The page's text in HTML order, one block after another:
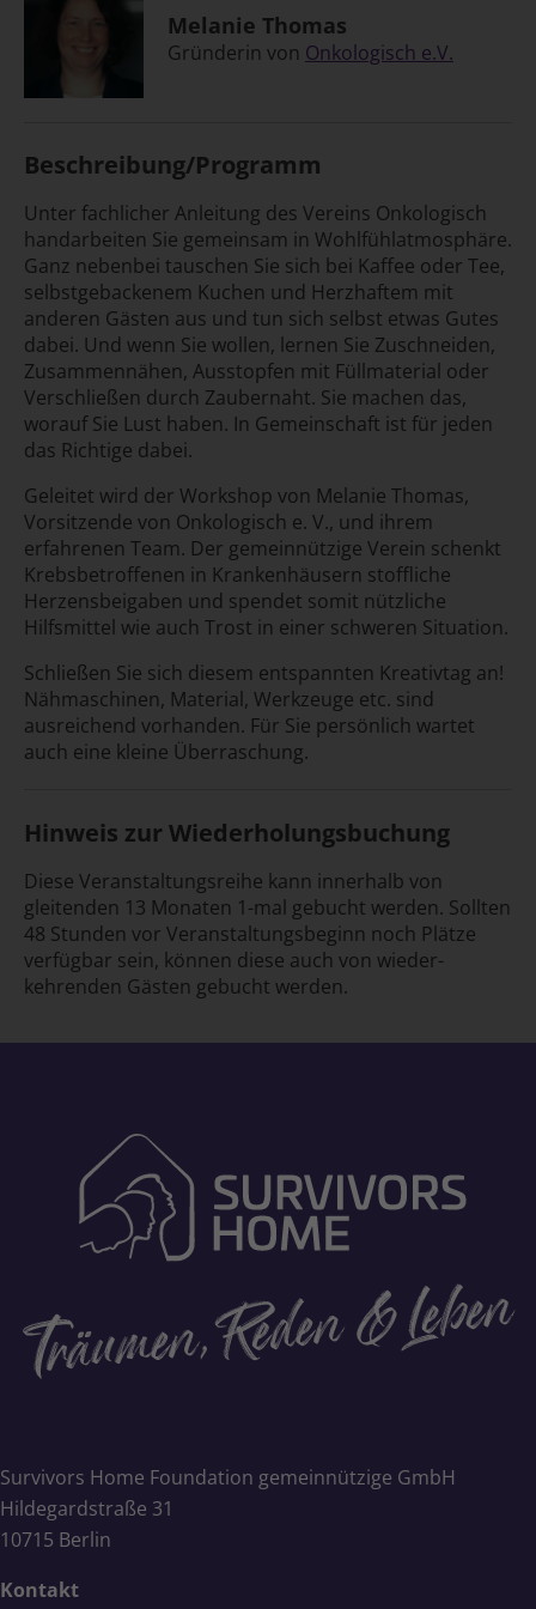
Melanie Thomas
Gründerin von Onkologisch e.V.
Beschreibung/Programm
Unter fachlicher Anleitung des Vereins Onkologisch
handarbeiten Sie gemeinsam in Wohlfühlatmosphäre.
Ganz nebenbei tauschen Sie sich bei Kaffee oder Tee,
selbstgebackenem Kuchen und Herzhaftem mit
anderen Gästen aus und tun sich selbst etwas Gutes
dabei. Und wenn Sie wollen, lernen Sie Zuschneiden,
Zusammen­nähen, Ausstopfen mit Füll­material oder
Verschließen durch Zaubernaht. Sie machen das,
worauf Sie Lust haben. In Gemein­schaft ist für jeden
das Richtige dabei.
Geleitet wird der Workshop von Melanie Thomas,
Vorsitzende von Onkologisch e. V., und ihrem
erfahrenen Team. Der gemeinnützige Verein schenkt
Krebsbetroffenen in Krankenhäusern stoffliche
Herzensbeigaben und spendet somit nützliche
Hilfsmittel wie auch Trost in einer schweren Situation.
Schließen Sie sich diesem entspannten Kreativtag an!
Nähmaschinen, Material, Werkzeuge etc. sind
ausreichend vorhanden. Für Sie persönlich wartet
auch eine kleine Überraschung.
Hinweis zur Wiederholungs­buchung
Diese Veranstaltungs­reihe kann inner­halb von
gleitenden 13 Monaten 1-mal gebucht werden. Sollten
48 Stunden vor Veranstaltungs­beginn noch Plätze
ver­fügbar sein, können diese auch von wieder­
kehrenden Gästen gebucht werden.
Survivors Home Foundation gemeinnützige GmbH
Hildegardstraße 31
10715 Berlin
Kontakt